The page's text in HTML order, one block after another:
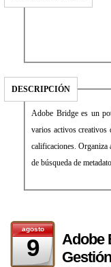
DESCRIPCIÓN
Adobe Bridge es un
varios activos creativos
calificaciones. Organiza
de búsqueda de
agosto
9
Adobe